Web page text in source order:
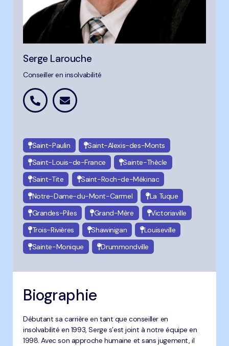
Serge Larouche
Conseiller en insolvabilité
Saint-Paulin
Saint-Alexis-des-Monts
Saint-Louis-de-France
Sainte-Thècle
Saint-Tite
Saint-Roch-de-Mékinac
Notre-Dame-du-Mont-Carmel
La Tuque
Grandes-Piles
Grand-Mère
Victoriaville
Trois-Rivières
Shawinigan
Louiseville
Sainte-Monique
Drummondville
Biographie
Débutant sa carrière en tant que conseiller en
insolvabilité en 1993, Serge s’est joint à notre équipe en
1998. Avec son approche humaine et sans jugement, il